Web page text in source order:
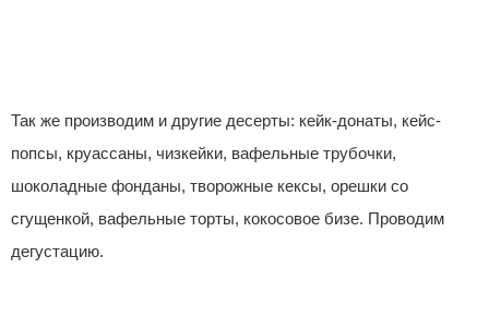
Так же производим и другие десерты: кейк-донаты, кейс-
попсы, круассаны, чизкейки, вафельные трубочки,
шоколадные фонданы, творожные кексы, орешки со
сгущенкой, вафельные торты, кокосовое бизе. Проводим
дегустацию.